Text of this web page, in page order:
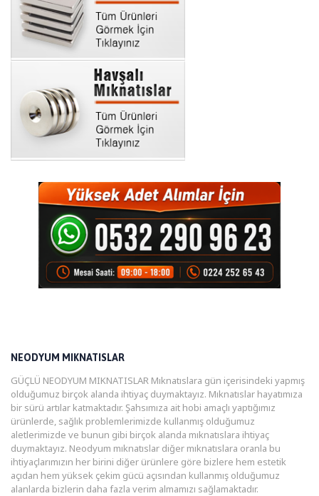
NEODYUM MIKNATISLAR
GÜÇLÜ NEODYUM MIKNATISLAR Mıknatıslara gün içerisindeki yapmış
olduğumuz birçok alanda ihtiyaç duymaktayız. Mıknatıslar hayatımıza
bir sürü artılar katmaktadır. Şahsımıza ait hobi amaçlı yaptığımız
ürünlerde, sağlık problemlerimizde kullanmış olduğumuz
aletlerimizde ve bunun gibi birçok alanda mıknatıslara ihtiyaç
duymaktayız. Neodyum mıknatıslar diğer mıknatıslara oranla bu
ihtiyaçlarımızın her birini diğer ürünlere göre bizlere hem estetik
açıdan hem yüksek çekim gücü açısından kullanmış olduğumuz
alanlarda bizlerin daha fazla verim almamızı sağlamaktadır.